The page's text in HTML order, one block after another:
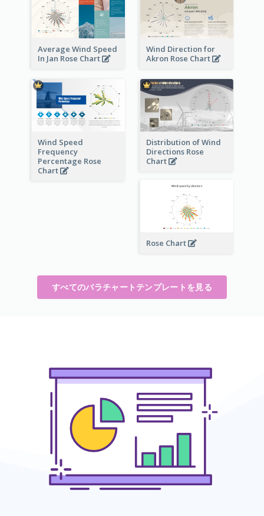
Average Wind Speed
In Jan Rose Chart
Wind Direction for
Akron Rose Chart
Wind Speed
Frequency
Percentage Rose
Chart
Distribution of Wind
Directions Rose
Chart
Rose Chart
すべてのバラチャートテンプレートを見る